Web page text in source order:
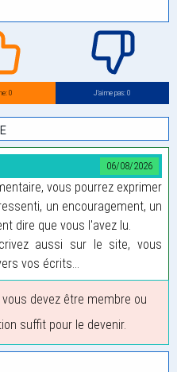
0 J’aime pas: 0
06/08/2026
vous pourrez exprimer
un encouragement, un
dire que vous l'avez lu.
aussi sur le site, vous
vos écrits...
devez être membre ou
suffit pour le devenir.